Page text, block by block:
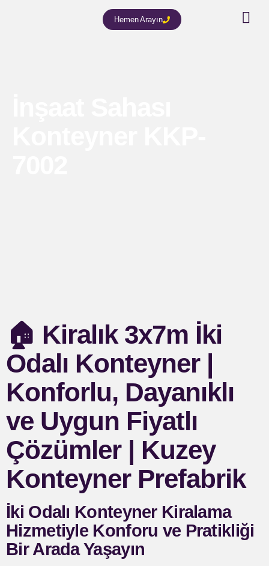
Hemen Arayın
🏠 Kiralık 3x7m İki
Odalı Konteyner |
Konforlu, Dayanıklı
ve Uygun Fiyatlı
Çözümler | Kuzey
Konteyner Prefabrik
İki Odalı Konteyner Kiralama
Hizmetiyle Konforu ve Pratikliği
Bir Arada Yaşayın